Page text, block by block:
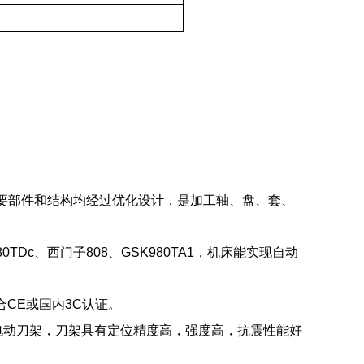
部件和结构均经过优化设计，是加工轴、盘、套、
西门子808、GSK980TA1，机床能实现自动
或国内3C认证。
刀架具有定位精度高，强度高，抗震性能好